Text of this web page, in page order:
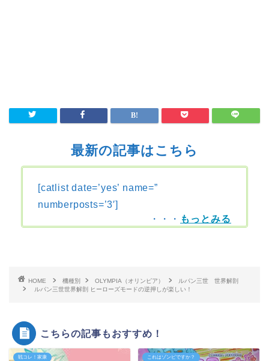
最新の記事はこちら
[catlist date=’yes’ name=”
numberposts=’3′]
・・・ もっとみる
HOME 機種別 OLYMPIA（オリンピア）
ルパン三世 世界解剖
ルパン三世世界解剖 ヒーローズモードの逆押しが楽しい！
こちらの記事もおすすめ！
戦コレ！家康 これはゾンビですか？